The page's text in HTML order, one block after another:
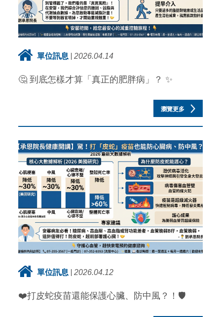
單位訊息 2026.04.14
🤔 到底怎樣才算「真正的肥胖病」？ ✨
瀏覽更多
單位訊息 2026.04.12
❤️打皮蛇疫苗還能保護心臟、防中風？！🛡️